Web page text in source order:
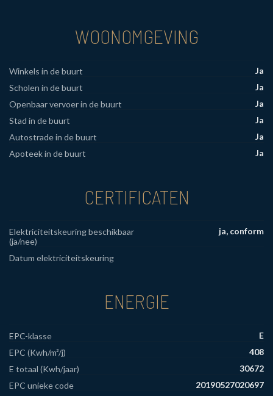
WOONOMGEVING
Winkels in de buurt
Ja
Scholen in de buurt
Ja
Openbaar vervoer in de buurt
Ja
Stad in de buurt
Ja
Autostrade in de buurt
Ja
Apoteek in de buurt
Ja
CERTIFICATEN
Elektriciteitskeuring beschikbaar
(ja/nee)
ja, conform
Datum elektriciteitskeuring
ENERGIE
EPC-klasse
E
EPC (Kwh/m²/j)
408
E totaal (Kwh/jaar)
30672
EPC unieke code
20190527020697